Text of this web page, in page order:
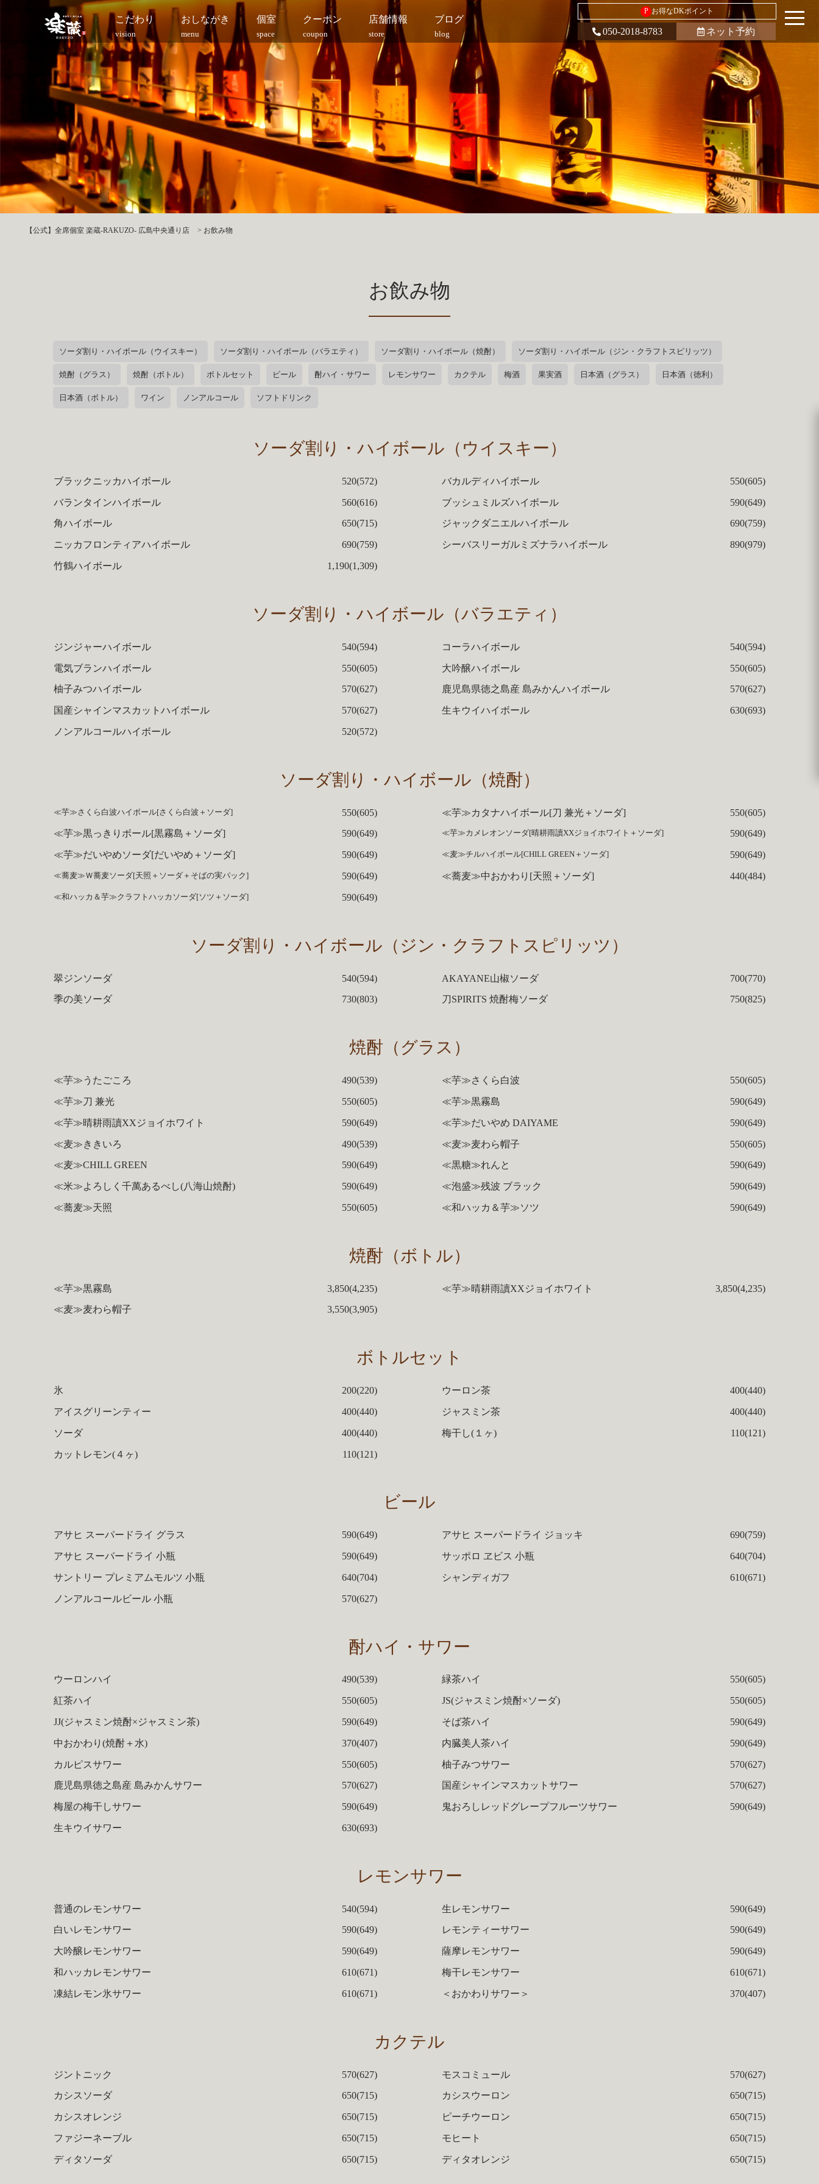
こだわり
vision
おしながき
menu
個室
space
クーポン
coupon
店舗情報
store
ブログ
blog
P お得なDKポイント
050-2018-8783 ネット予約
【公式】全席個室 楽蔵‐RAKUZO‐ 広島中央通り店 > お飲み物
お飲み物
ソーダ割り・ハイボール（ウイスキー） ソーダ割り・ハイボール（バラエティ） ソーダ割り・ハイボール（焼酎） ソーダ割り・ハイボール（ジン・クラフトスピリッツ）
焼酎（グラス） 焼酎（ボトル） ボトルセット ビール 酎ハイ・サワー レモンサワー カクテル 梅酒 果実酒 日本酒（グラス） 日本酒（徳利）
日本酒（ボトル） ワイン ノンアルコール ソフトドリンク
ソーダ割り・ハイボール（ウイスキー）
ブラックニッカハイボール 520(572) バカルディハイボール 550(605)
バランタインハイボール 560(616) ブッシュミルズハイボール 590(649)
角ハイボール 650(715) ジャックダニエルハイボール 690(759)
ニッカフロンティアハイボール 690(759) シーバスリーガルミズナラハイボール 890(979)
竹鶴ハイボール 1,190(1,309)
ソーダ割り・ハイボール（バラエティ）
ジンジャーハイボール 540(594) コーラハイボール 540(594)
電気ブランハイボール 550(605) 大吟醸ハイボール 550(605)
柚子みつハイボール 570(627) 鹿児島県徳之島産 島みかんハイボール 570(627)
国産シャインマスカットハイボール 570(627) 生キウイハイボール 630(693)
ノンアルコールハイボール 520(572)
ソーダ割り・ハイボール（焼酎）
≪芋≫さくら白波ハイボール[さくら白波＋ソーダ] 550(605) ≪芋≫カタナハイボール[刀 兼光＋ソーダ] 550(605)
≪芋≫黒っきりボール[黒霧島＋ソーダ] 590(649) ≪芋≫カメレオンソーダ[晴耕雨讀XXジョイホワイト＋ソーダ] 590(649)
≪芋≫だいやめソーダ[だいやめ＋ソーダ] 590(649) ≪麦≫チルハイボール[CHILL GREEN＋ソーダ] 590(649)
≪蕎麦≫Ｗ蕎麦ソーダ[天照＋ソーダ＋そばの実パック] 590(649) ≪蕎麦≫中おかわり[天照＋ソーダ] 440(484)
≪和ハッカ＆芋≫クラフトハッカソーダ[ソツ＋ソーダ] 590(649)
ソーダ割り・ハイボール（ジン・クラフトスピリッツ）
翠ジンソーダ 540(594) AKAYANE山椒ソーダ 700(770)
季の美ソーダ 730(803) 刀SPIRITS 焼酎梅ソーダ 750(825)
焼酎（グラス）
≪芋≫うたごころ 490(539) ≪芋≫さくら白波 550(605)
≪芋≫刀 兼光 550(605) ≪芋≫黒霧島 590(649)
≪芋≫晴耕雨讀XXジョイホワイト 590(649) ≪芋≫だいやめ DAIYAME 590(649)
≪麦≫ききいろ 490(539) ≪麦≫麦わら帽子 550(605)
≪麦≫CHILL GREEN 590(649) ≪黒糖≫れんと 590(649)
≪米≫よろしく千萬あるべし(八海山焼酎) 590(649) ≪泡盛≫残波 ブラック 590(649)
≪蕎麦≫天照 550(605) ≪和ハッカ＆芋≫ソツ 590(649)
焼酎（ボトル）
≪芋≫黒霧島 3,850(4,235) ≪芋≫晴耕雨讀XXジョイホワイト 3,850(4,235)
≪麦≫麦わら帽子 3,550(3,905)
ボトルセット
氷 200(220) ウーロン茶 400(440)
アイスグリーンティー 400(440) ジャスミン茶 400(440)
ソーダ 400(440) 梅干し(１ヶ) 110(121)
カットレモン(４ヶ) 110(121)
ビール
アサヒ スーパードライ グラス 590(649) アサヒ スーパードライ ジョッキ 690(759)
アサヒ スーパードライ 小瓶 590(649) サッポロ ヱビス 小瓶 640(704)
サントリー プレミアムモルツ 小瓶 640(704) シャンディガフ 610(671)
ノンアルコールビール 小瓶 570(627)
酎ハイ・サワー
ウーロンハイ 490(539) 緑茶ハイ 550(605)
紅茶ハイ 550(605) JS(ジャスミン焼酎×ソーダ) 550(605)
JJ(ジャスミン焼酎×ジャスミン茶) 590(649) そば茶ハイ 590(649)
中おかわり(焼酎＋水) 370(407) 内臓美人茶ハイ 590(649)
カルピスサワー 550(605) 柚子みつサワー 570(627)
鹿児島県徳之島産 島みかんサワー 570(627) 国産シャインマスカットサワー 570(627)
梅屋の梅干しサワー 590(649) 鬼おろしレッドグレープフルーツサワー 590(649)
生キウイサワー 630(693)
レモンサワー
普通のレモンサワー 540(594) 生レモンサワー 590(649)
白いレモンサワー 590(649) レモンティーサワー 590(649)
大吟醸レモンサワー 590(649) 薩摩レモンサワー 590(649)
和ハッカレモンサワー 610(671) 梅干レモンサワー 610(671)
凍結レモン氷サワー 610(671) ＜おかわりサワー＞ 370(407)
カクテル
ジントニック 570(627) モスコミュール 570(627)
カシスソーダ 650(715) カシスウーロン 650(715)
カシスオレンジ 650(715) ピーチウーロン 650(715)
ファジーネーブル 650(715) モヒート 650(715)
ディタソーダ 650(715) ディタオレンジ 650(715)